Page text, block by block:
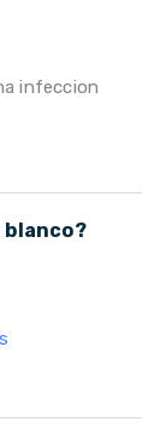
infeccion
blanco?